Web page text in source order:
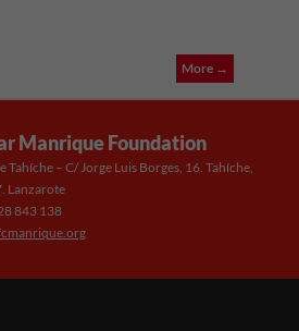
More →
Manrique Foundation
Tahíche – C/ Jorge Luis Borges, 16. Tahíche,
Lanzarote
843 138